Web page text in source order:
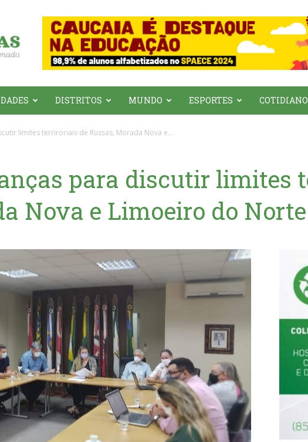
DISTRITOS MUNDO ESPORTES COTIDIANO
limites terriroriais de Russas, Morada Nova e...
para discutir limites
Nova e Limoeiro do Norte